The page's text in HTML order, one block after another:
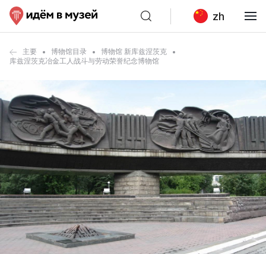
zh
主要 博物馆目录
博物馆 新库兹涅茨克
库兹涅茨克冶金工人战斗与劳动荣誉纪念博物馆